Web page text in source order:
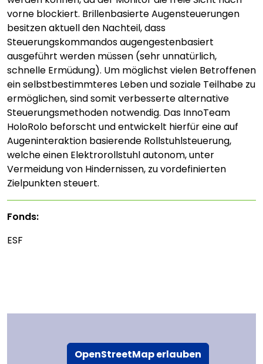
OpenStreetMap erlauben
vorne blockiert. Brillenbasierte Augensteuerungen
besitzen aktuell den Nachteil, dass
Steuerungskommandos augengestenbasiert
ausgeführt werden müssen (sehr unnatürlich,
schnelle Ermüdung). Um möglichst vielen Betroffenen
ein selbstbestimmteres Leben und soziale Teilhabe zu
ermöglichen, sind somit verbesserte alternative
Steuerungsmethoden notwendig. Das InnoTeam
HoloRolo beforscht und entwickelt hierfür eine auf
Augeninteraktion basierende Rollstuhlsteuerung,
welche einen Elektrorollstuhl autonom, unter
Vermeidung von Hindernissen, zu vordefinierten
Zielpunkten steuert.
Fonds:
ESF